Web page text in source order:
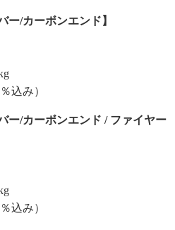
ー/カーボンエンド】
込み）
ー/カーボンエンド / ファイヤー
込み）